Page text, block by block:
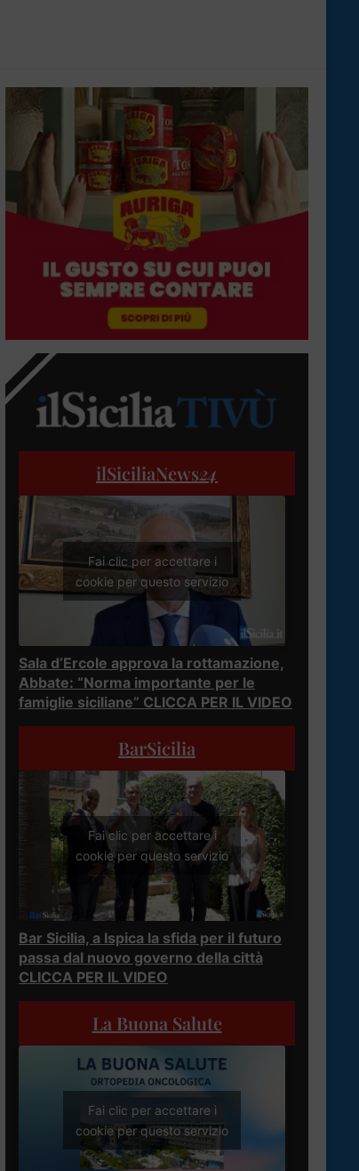
ilSiciliaNews24
Fai clic per accettare i
cookie per questo servizio
Sala d’Ercole approva la rottamazione,
Abbate: “Norma importante per le
famiglie siciliane” CLICCA PER IL VIDEO
BarSicilia
Fai clic per accettare i
cookie per questo servizio
Bar Sicilia, a Ispica la sfida per il futuro
passa dal nuovo governo della città
CLICCA PER IL VIDEO
La Buona Salute
Fai clic per accettare i
cookie per questo servizio